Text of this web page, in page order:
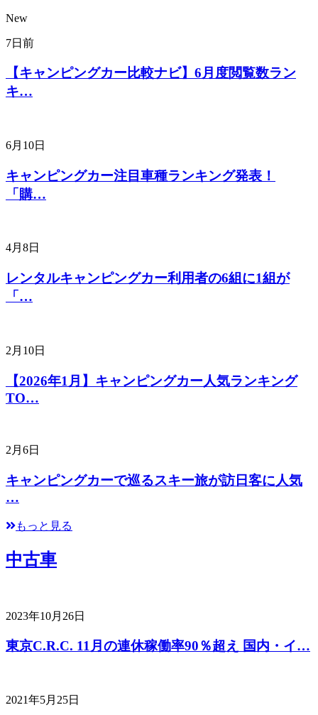
New
7日前
【キャンピングカー比較ナビ】6月度閲覧数ラン
キ…
6月10日
キャンピングカー注目車種ランキング発表！
「購…
4月8日
レンタルキャンピングカー利用者の6組に1組が
「…
2月10日
【2026年1月】キャンピングカー人気ランキング
TO…
2月6日
キャンピングカーで巡るスキー旅が訪日客に人気
…
もっと見る
中古車
2023年10月26日
東京C.R.C. 11月の連休稼働率90％超え 国内・イ…
2021年5月25日